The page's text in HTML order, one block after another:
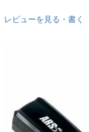
レビューを見る・書く